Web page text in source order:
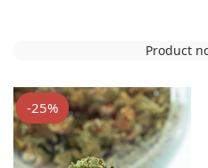
cultivées sous-serre
chanvre françaises
de nos propres
Product
-25%